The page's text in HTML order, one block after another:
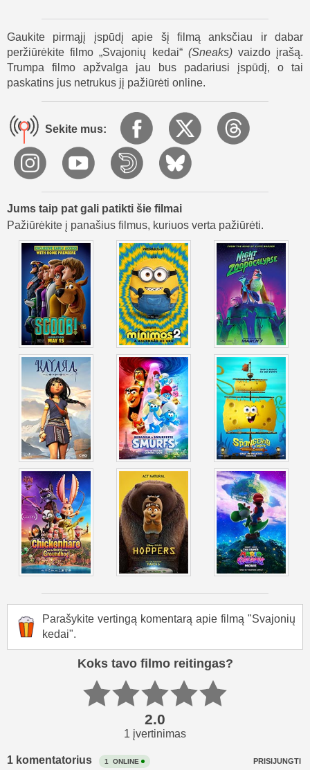
Pakrantėje konteineriai ūžia nuo Klastotojo mašinų, o
padirbinių krūvos kyla iki stogo. Iš konvejerio gaudesio Ty
išgirsta Maxine ir komanda ryžtasi estafetės triukui: išjungti
elektrą, užtvindyti liniją ir pralėkti per skenerių labirintą.
Sirenoms įkaitus, JB pasitinka praeitį ir renkasi
nubrozdinimą vietoje lengvo blizgesio. Ty užmina ant
išpuolį ir kovoja, kad išardytų Klastotojo imperiją - taip
Svajonių kedai tampa istorija apie draugystę, ryžtą ir
judėjimo džiaugsmą.
Gaukite pirmąjį įspūdį apie šį filmą anksčiau ir dabar
peržiūrėkite filmo „Svajonių kedai“ (Sneaks)vaizdo įrašą.
Trumpa filmo apžvalga jau bus padariusi įspūdį, o tai
paskatins jus netrukus jį pažiūrėti online.
Sekite mus:
Jums taip pat gali patikti šie filmai
Pažiūrėkite į panašius filmus, kuriuos verta pažiūrėti.
Parašykite vertingą komentarą apie filmą "Svajonių
kedai".